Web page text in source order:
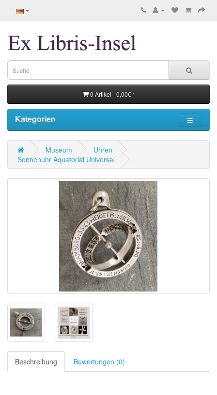
0 Artikel - 0,00€ *
Kategorien
Museum
Uhren
Sonnenuhr Äquatorial Universal
Beschreibung Bewertungen (0)